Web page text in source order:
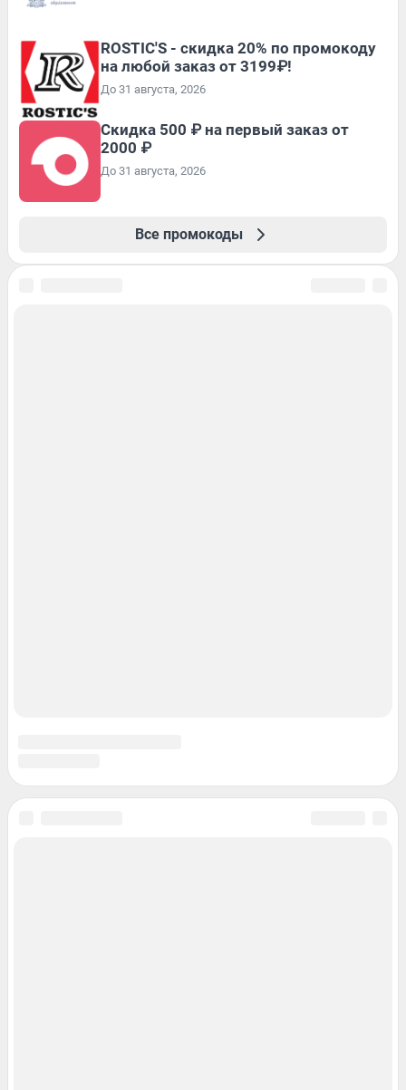
ROSTIC'S - скидка 20% по промокоду
на любой заказ от 3199₽!
До 31 августа, 2026
Скидка 500 ₽ на первый заказ от
2000 ₽
До 31 августа, 2026
Все промокоды